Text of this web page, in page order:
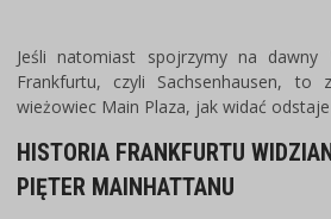
Jeśli natomiast spojrzymy na dawny
Frankfurtu, czyli Sachsenhausen, to
wieżowiec Main Plaza, jak widać
HISTORIA FRANKFURTU
PIĘTER MAINHATTANU